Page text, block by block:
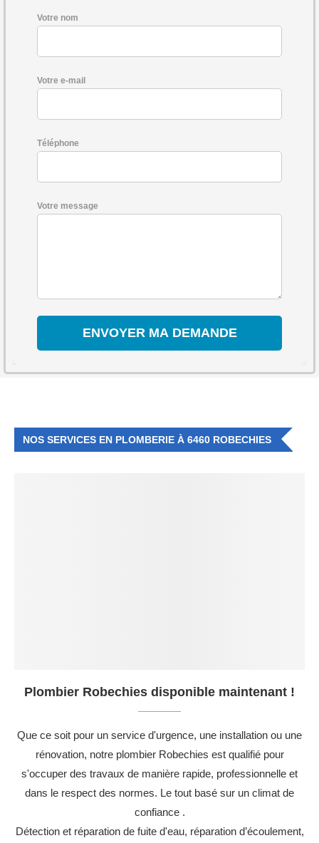
Votre nom
Votre e-mail
Téléphone
Votre message
NOS SERVICES EN PLOMBERIE À 6460 ROBECHIES
Plombier Robechies disponible maintenant !
Que ce soit pour un service d'urgence, une installation ou une
rénovation, notre plombier Robechies est qualifié pour
s'occuper des travaux de manière rapide, professionnelle et
dans le respect des normes. Le tout basé sur un climat de
confiance .
Détection et réparation de fuite d'eau, réparation d’écoulement,